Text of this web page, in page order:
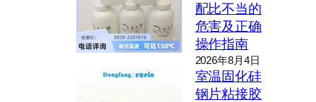
配比不当的
危害及正确
操作指南
2026年8月4日
室温固化硅
钢片粘接胶